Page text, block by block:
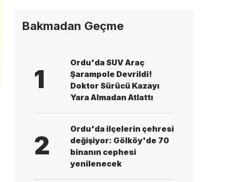
Bakmadan Geçme
1
Ordu'da SUV Araç
Şarampole Devrildi!
Doktor Sürücü Kazayı
Yara Almadan Atlattı
2
Ordu'da ilçelerin çehresi
değişiyor: Gölköy'de 70
binanın cephesi
yenilenecek